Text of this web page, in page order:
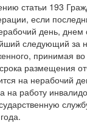
статьи 193
если
день, днем
следующий за
принимая
размещения
на нерабочий
на работу